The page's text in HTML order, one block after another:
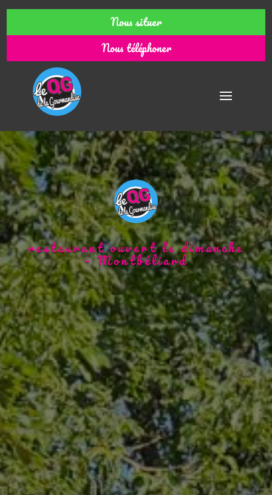
Nous situer
Nous téléphoner
restaurant ouvert le dimanche
– Montbéliard